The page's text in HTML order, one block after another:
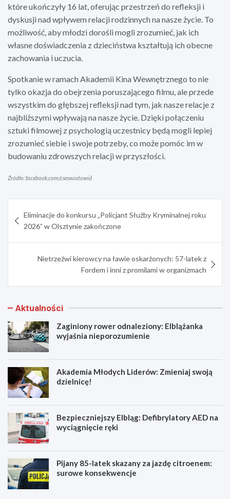
które ukończyły 16 lat, oferując przestrzeń do refleksji i
dyskusji nad wpływem relacji rodzinnych na nasze życie. To
możliwość, aby młodzi dorośli mogli zrozumieć, jak ich
własne doświadczenia z dzieciństwa kształtują ich obecne
zachowania i uczucia.
Spotkanie w ramach Akademii Kina Wewnętrznego to nie
tylko okazja do obejrzenia poruszającego filmu, ale przede
wszystkim do głębszej refleksji nad tym, jak nasze relacje z
najbliższymi wpływają na nasze życie. Dzięki połączeniu
sztuki filmowej z psychologią uczestnicy będą mogli lepiej
zrozumieć siebie i swoje potrzeby, co może pomóc im w
budowaniu zdrowszych relacji w przyszłości.
Źródło: facebook.com/cseswiatowid
wpisu
Eliminacje do konkursu „Policjant Służby Kryminalnej roku
2026” w Olsztynie zakończone
Nietrzeźwi kierowcy na ławie oskarżonych: 57-latek z
Fordem i inni z promilami w organizmach
Aktualności
Zaginiony rower odnaleziony: Elblążanka
wyjaśnia nieporozumienie
Akademia Młodych Liderów: Zmieniaj swoją
dzielnicę!
Bezpieczniejszy Elbląg: Defibrylatory AED na
wyciągnięcie ręki
Pijany 85-latek skazany za jazdę citroenem:
surowe konsekwencje
Z
A